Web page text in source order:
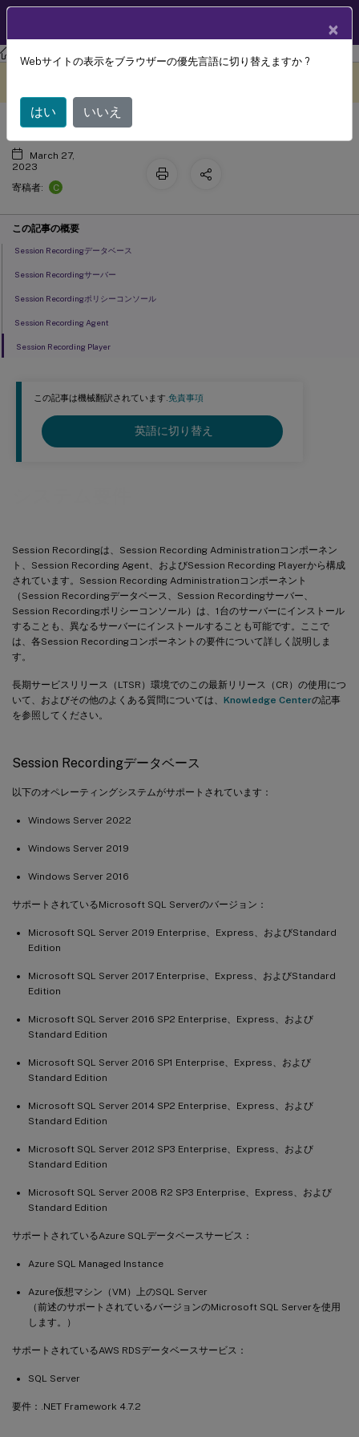
Session Recording Session Recording 2212
この記事は機械翻訳されています.免責事項
英語に切り替え
Session Recordingは、Session Recording Administrationコンポーネン
ト、Session Recording Agent、およびSession Recording Playerから構成
されています。Session Recording Administrationコンポーネント
（Session Recordingデータベース、Session Recordingサーバー、
Session Recordingポリシーコンソール）は、1台のサーバーにインストール
することも、異なるサーバーにインストールすることも可能です。ここで
は、各Session Recordingコンポーネントの要件について詳しく説明しま
す。
長期サービスリリース（LTSR）環境でのこの最新リリース（CR）の使用につ
いて、およびその他のよくある質問については、 Knowledge Centerの記事
を参照してください。
Session Recordingデータベース
以下のオペレーティングシステムがサポートされています：
Windows Server 2022
Windows Server 2019
Windows Server 2016
サポートされているMicrosoft SQL Serverのバージョン：
Microsoft SQL Server 2019 Enterprise、Express、およびStandard
Edition
Microsoft SQL Server 2017 Enterprise、Express、およびStandard
Edition
Microsoft SQL Server 2016 SP2 Enterprise、Express、および
Standard Edition
Microsoft SQL Server 2016 SP1 Enterprise、Express、および
Standard Edition
Microsoft SQL Server 2014 SP2 Enterprise、Express、および
Standard Edition
Microsoft SQL Server 2012 SP3 Enterprise、Express、および
Standard Edition
Microsoft SQL Server 2008 R2 SP3 Enterprise、Express、および
Standard Edition
サポートされているAzure SQLデータベースサービス：
Azure SQL Managed Instance
Azure仮想マシン（VM）上のSQL Server
（前述のサポートされているバージョンのMicrosoft SQL Serverを使用
します。）
サポートされているAWS RDSデータベースサービス：
SQL Server
要件：.NET Framework 4.7.2
システム要件
March 27,
2023
寄稿者:
C
この記事の概要
Session Recordingデータベース
Session Recordingサーバー
Session Recordingポリシーコンソール
Session Recording Agent
Session Recording Player
×
Webサイトの表示をブラウザーの優先言語に切り替えますか ?
はい いいえ